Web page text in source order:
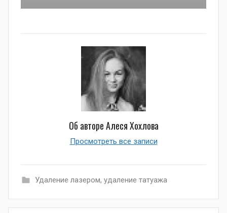
Об автореАлеся Хохлова
Просмотреть все записи
Удаление лазером, удаление татуажа